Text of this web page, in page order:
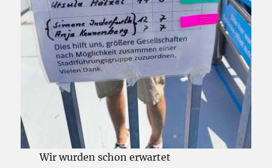
Wir wurden schon erwartet